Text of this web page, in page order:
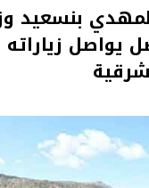
بنسعيد
يواصل زياراته